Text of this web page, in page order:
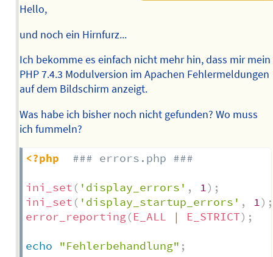
Hello,
und noch ein Hirnfurz...
Ich bekomme es einfach nicht mehr hin, dass mir mein
PHP 7.4.3 Modulversion im Apachen Fehlermeldungen
auf dem Bildschirm anzeigt.
Was habe ich bisher noch nicht gefunden? Wo muss
ich fummeln?
<?php ### errors.php ###
ini_set ( 'display_errors' , 1) ;
ini_set ( 'display_startup_errors' , 1) ;
error_reporting(E_ALL | E_STRICT) ;
echo "Fehlerbehandlung" ;